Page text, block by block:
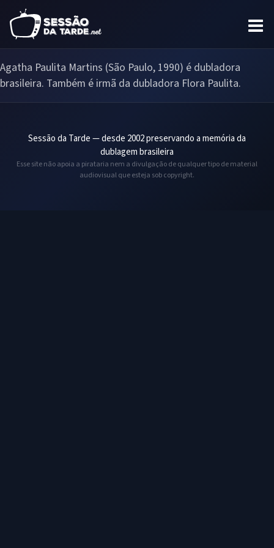
Agatha Paulita Martins (São Paulo, 1990) é dubladora
brasileira. Também é irmã da dubladora Flora Paulita.
Sessão da Tarde — desde 2002 preservando a memória da
dublagem brasileira
Esse site não apoia a pirataria nem a divulgação de qualquer tipo de material
audiovisual que esteja sob copyright.